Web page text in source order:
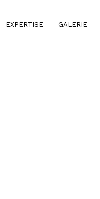
EXPERTISE GALERIE